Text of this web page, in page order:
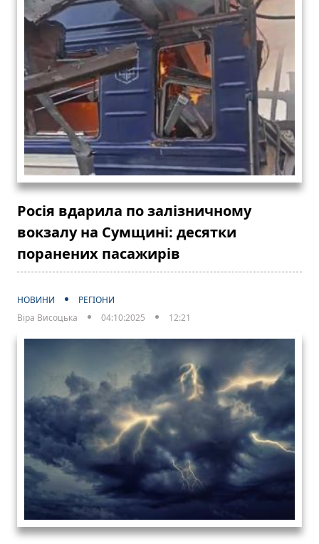
Росія вдарила по залізничному
вокзалу на Сумщині: десятки
поранених пасажирів
НОВИНИ
РЕГІОНИ
Віра Висоцька
04:10:2025 12:21